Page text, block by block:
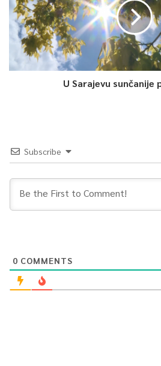
U Sarajevu sunčanije
Subscribe
0 COMMENTS